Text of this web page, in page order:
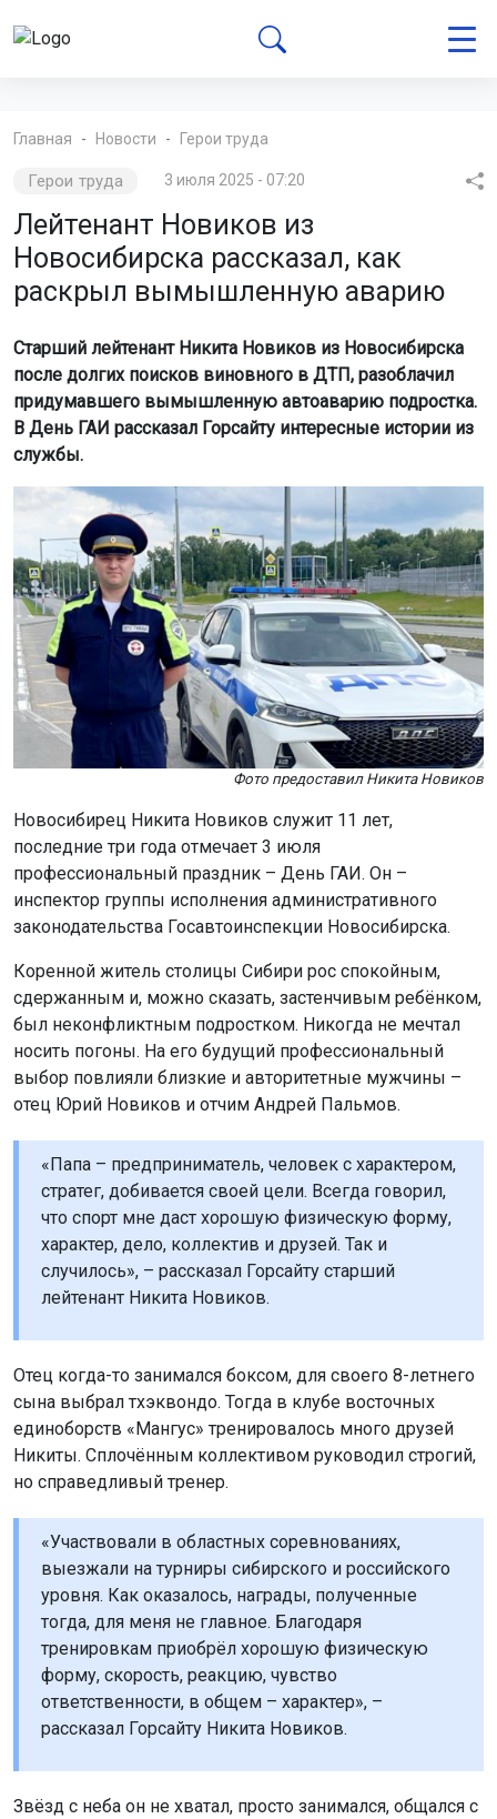
Главная Новости Герои труда
Герои труда 3 июля 2025 - 07:20
Лейтенант Новиков из
Новосибирска рассказал, как
раскрыл вымышленную аварию
Старший лейтенант Никита Новиков из Новосибирска
после долгих поисков виновного в ДТП, разоблачил
придумавшего вымышленную автоаварию подростка.
В День ГАИ рассказал Горсайту интересные истории из
службы.
Фото предоставил Никита Новиков
Новосибирец Никита Новиков служит 11 лет,
последние три года отмечает 3 июля
профессиональный праздник – День ГАИ. Он –
инспектор группы исполнения административного
законодательства Госавтоинспекции Новосибирска.
Коренной житель столицы Сибири рос спокойным,
сдержанным и, можно сказать, застенчивым ребёнком,
был неконфликтным подростком. Никогда не мечтал
носить погоны. На его будущий профессиональный
выбор повлияли близкие и авторитетные мужчины –
отец Юрий Новиков и отчим Андрей Пальмов.
«Папа – предприниматель, человек с характером,
стратег, добивается своей цели. Всегда говорил,
что спорт мне даст хорошую физическую форму,
характер, дело, коллектив и друзей. Так и
случилось», – рассказал Горсайту старший
лейтенант Никита Новиков.
Отец когда-то занимался боксом, для своего 8-летнего
сына выбрал тхэквондо. Тогда в клубе восточных
единоборств «Мангус» тренировалось много друзей
Никиты. Сплочённым коллективом руководил строгий,
но справедливый тренер.
«Участвовали в областных соревнованиях,
выезжали на турниры сибирского и российского
уровня. Как оказалось, награды, полученные
тогда, для меня не главное. Благодаря
тренировкам приобрёл хорошую физическую
форму, скорость, реакцию, чувство
ответственности, в общем – характер», –
рассказал Горсайту Никита Новиков.
Звёзд с неба он не хватал, просто занимался, общался с